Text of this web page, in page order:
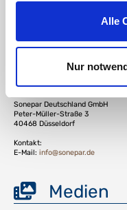
Alle
Nur
3M Scotchlok Datenblatt
Sonepar Deutschland GmbH
Peter-Müller-Straße 3
40468 Düsseldorf
Kontakt:
E-Mail: info@sonepar.de
Medien